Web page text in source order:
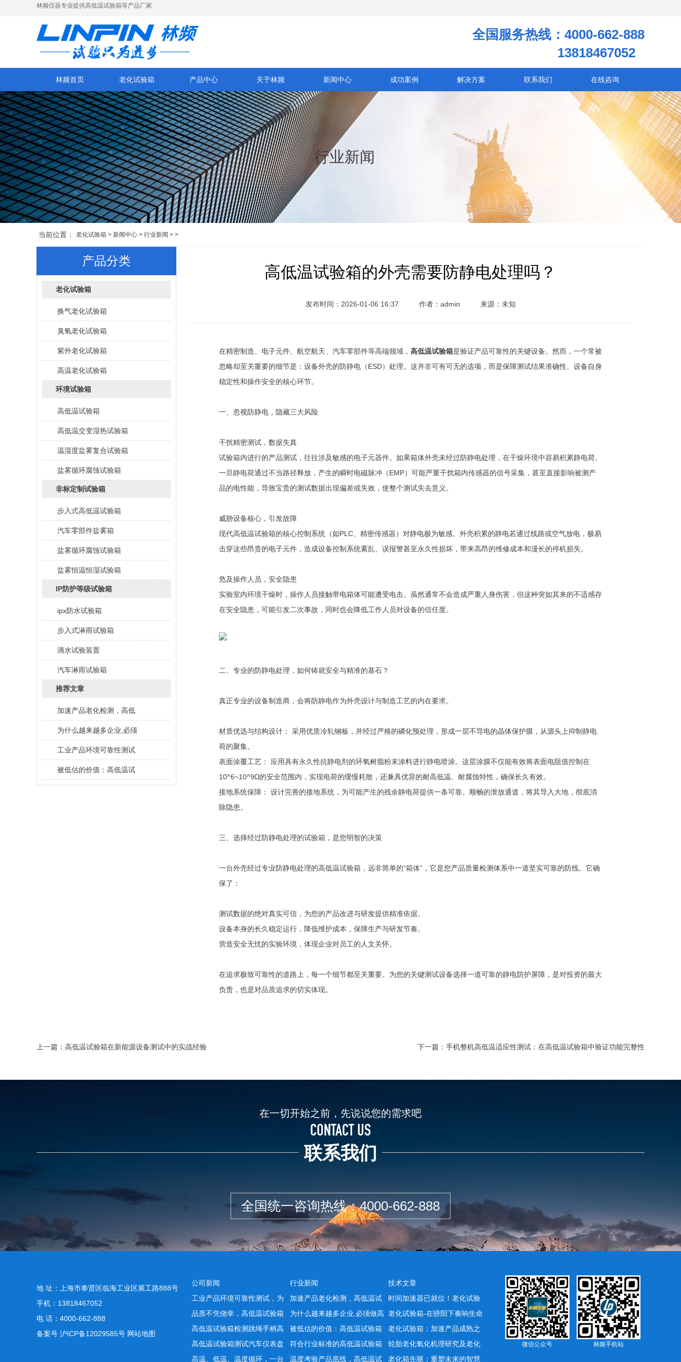
林频仪器专业提供高低温试验箱等产品厂家
全国服务热线：4000-662-888
13818467052
林频首页 老化试验箱 产品中心 关于林频 新闻中心 成功案例 解决方案 联系我们 在线咨询
行业新闻
当前位置： 老化试验箱 > 新闻中心 > 行业新闻 > >
产品分类
老化试验箱
换气老化试验箱
臭氧老化试验箱
紫外老化试验箱
高温老化试验箱
环境试验箱
高低温试验箱
高低温交变湿热试验箱
温湿度盐雾复合试验箱
盐雾循环腐蚀试验箱
非标定制试验箱
步入式高低温试验箱
汽车零部件盐雾箱
盐雾循环腐蚀试验箱
盐雾恒温恒湿试验箱
IP防护等级试验箱
ipx防水试验箱
步入式淋雨试验箱
滴水试验装置
汽车淋雨试验箱
推荐文章
加速产品老化检测，高低
为什么越来越多企业,必须
工业产品环境可靠性测试
被低估的价值：高低温试
高低温试验箱的外壳需要防静电处理吗？
发布时间：2026-01-06 16:37 作者：admin 来源：未知
在精密制造、电子元件、航空航天、汽车零部件等高端领域， 高低温试验箱是验证产品可靠性的关键设备。然而，一个常被
忽略却至关重要的细节是：设备外壳的防静电（ESD）处理。这并非可有可无的选项，而是保障测试结果准确性、设备自身
稳定性和操作安全的核心环节。
一、忽视防静电，隐藏三大风险
干扰精密测试，数据失真
试验箱内进行的产品测试，往往涉及敏感的电子元器件。如果箱体外壳未经过防静电处理，在干燥环境中容易积累静电荷。
一旦静电荷通过不当路径释放，产生的瞬时电磁脉冲（EMP）可能严重干扰箱内传感器的信号采集，甚至直接影响被测产
品的电性能，导致宝贵的测试数据出现偏差或失效，使整个测试失去意义。
威胁设备核心，引发故障
现代高低温试验箱的核心控制系统（如PLC、精密传感器）对静电极为敏感。外壳积累的静电若通过线路或空气放电，极易
击穿这些昂贵的电子元件，造成设备控制系统紊乱、误报警甚至永久性损坏，带来高昂的维修成本和漫长的停机损失。
危及操作人员，安全隐患
实验室内环境干燥时，操作人员接触带电箱体可能遭受电击。虽然通常不会造成严重人身伤害，但这种突如其来的不适感存
在安全隐患，可能引发二次事故，同时也会降低工作人员对设备的信任度。
二、专业的防静电处理，如何铸就安全与精准的基石？
真正专业的设备制造商，会将防静电作为外壳设计与制造工艺的内在要求。
材质优选与结构设计： 采用优质冷轧钢板，并经过严格的磷化预处理，形成一层不导电的晶体保护膜，从源头上抑制静电
荷的聚集。
表面涂覆工艺： 应用具有永久性抗静电剂的环氧树脂粉末涂料进行静电喷涂。这层涂膜不仅能有效将表面电阻值控制在
10^6~10^9Ω的安全范围内，实现电荷的缓慢耗散，还兼具优异的耐高低温、耐腐蚀特性，确保长久有效。
接地系统保障： 设计完善的接地系统，为可能产生的残余静电荷提供一条可靠、顺畅的泄放通道，将其导入大地，彻底消
除隐患。
三、选择经过防静电处理的试验箱，是您明智的决策
一台外壳经过专业防静电处理的高低温试验箱，远非简单的“箱体”，它是您产品质量检测体系中一道坚实可靠的防线。它确
保了：
测试数据的绝对真实可信，为您的产品改进与研发提供精准依据。
设备本身的长久稳定运行，降低维护成本，保障生产与研发节奏。
营造安全无忧的实验环境，体现企业对员工的人文关怀。
在追求极致可靠性的道路上，每一个细节都至关重要。为您的关键测试设备选择一道可靠的静电防护屏障，是对投资的最大
负责，也是对品质追求的切实体现。
上一篇： 高低温试验箱在新能源设备测试中的实战经验 下一篇： 手机整机高低温适应性测试：在高低温试验箱中验证功能完整性
在一切开始之前，先说说您的需求吧
CONTACT US
联系我们
全国统一咨询热线：4000-662-888
地 址：上海市奉贤区临海工业区展工路888号
手机：13818467052
电 话：4000-662-888
备案号 沪ICP备12029585号 网站地图
公司新闻
工业产品环境可靠性测试，为
品质不凭侥幸，高低温试验箱
高低温试验箱检测跳绳手柄高
高低温试验箱测试汽车仪表盘
高温、低温、温度循环，一台
行业新闻
加速产品老化检测，高低温试
为什么越来越多企业,必须做高
被低估的价值：高低温试验箱
符合行业标准的高低温试验箱
温度考验产品底线，高低温试
技术文章
时间加速器已就位！老化试验
老化试验箱-在骄阳下奏响生命
老化试验箱：加速产品成熟之
轮胎老化氧化机理研究及老化
老化箱先驱：重塑未来的智慧
微信公众号 林频手机站